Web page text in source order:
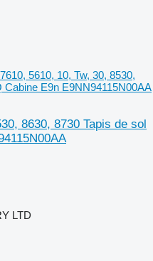
5610, 10, Tw, 30, 8530,
Cabine E9n E9NN94115N00AA
8630, 8730 Tapis de sol
LTD